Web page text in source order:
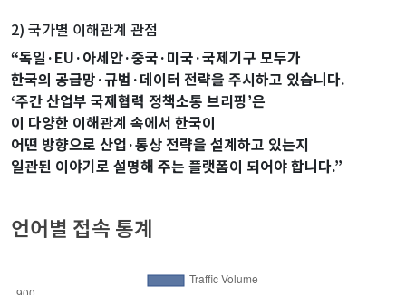
2) 국가별 이해관계 관점
“독일·EU·아세안·중국·미국·국제기구 모두가
한국의 공급망·규범·데이터 전략을 주시하고 있습니다.
‘주간 산업부 국제협력 정책소통 브리핑’은
이 다양한 이해관계 속에서 한국이
어떤 방향으로 산업·통상 전략을 설계하고 있는지
일관된 이야기로 설명해 주는 플랫폼이 되어야 합니다.”
언어별 접속 통계